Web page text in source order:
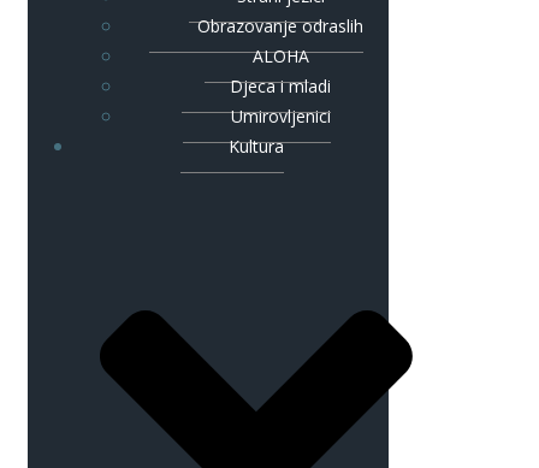
Obrazovanje odraslih
ALOHA
Djeca i mladi
Umirovljenici
Kultura